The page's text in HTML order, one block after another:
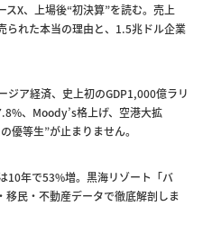
スX、上場後“初決算”を読む。売上
られた本当の理由と、1.5兆ドル企業
ジア経済、史上初のGDP1,000億ラリ
、Moody’s格上げ、空港大拡
優等生”が止まりません。
10年で53%増。黒海リゾート「バ
移民・不動産データで徹底解剖しま